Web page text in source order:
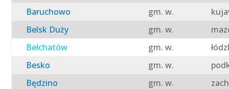
Baruchowo
gm. w.
Belsk Duży
gm. w.
Bełchatów
gm. w.
Besko
gm. w.
Będzino
gm. w.